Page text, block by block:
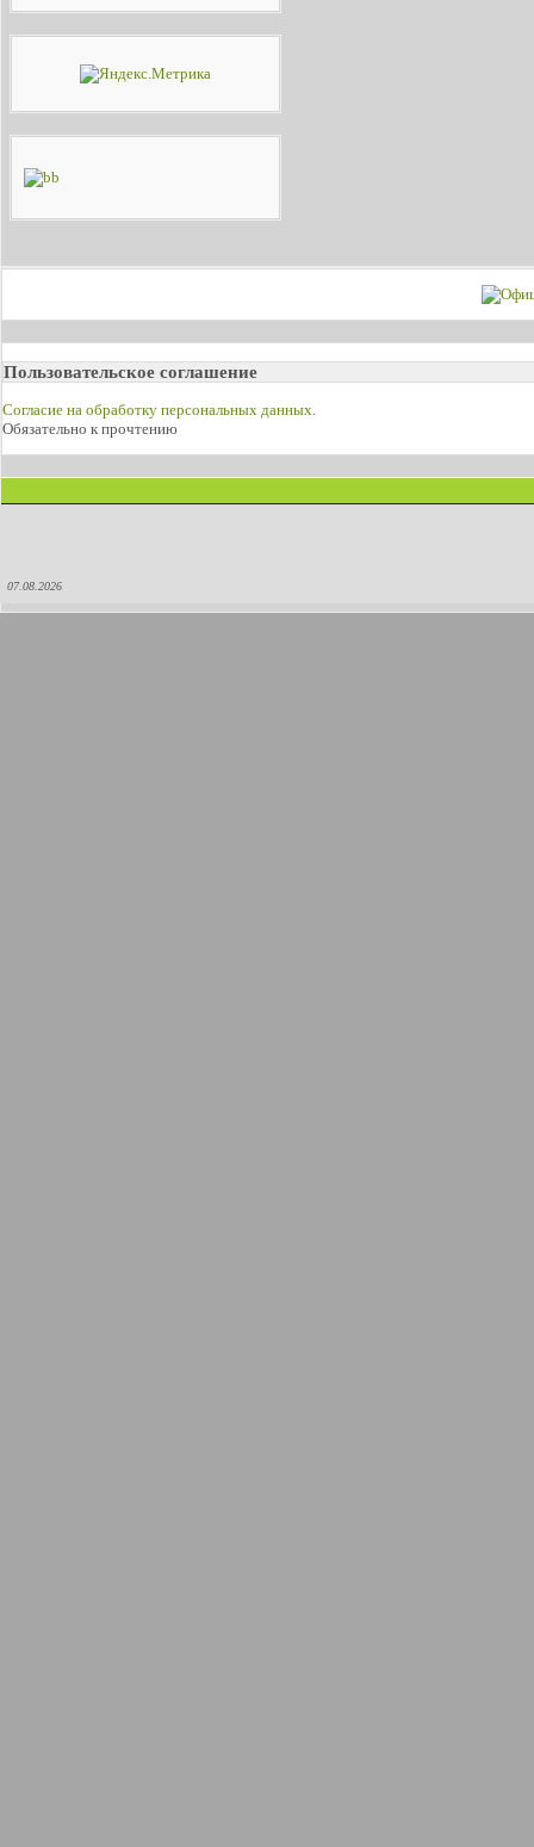
Пользовательское соглашение
Согласие на обработку персональных данных.
Обязательно к прочтению
07.08.2026